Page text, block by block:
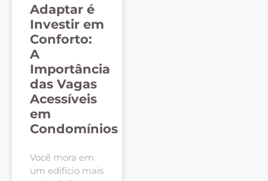
Adaptar é
Investir em
Conforto:
A
Importância
das Vagas
Acessíveis
em
Condomínios
Você mora em
um edifício mais